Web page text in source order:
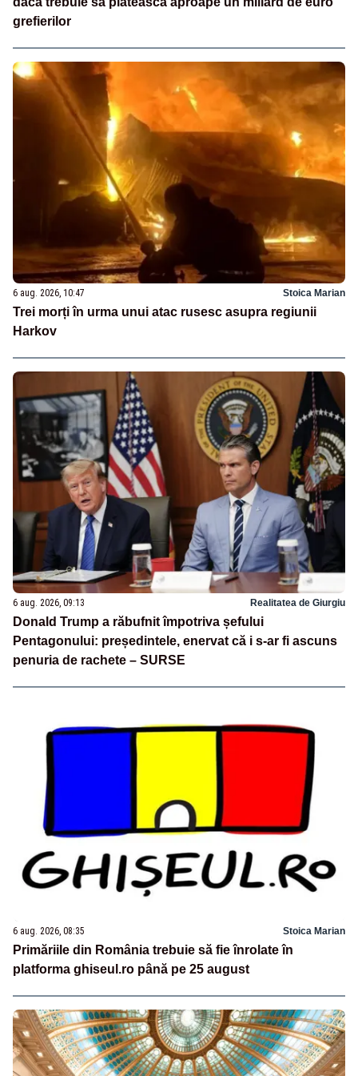
grefierilor
6 aug. 2026, 10:47 Stoica Marian
Trei morți în urma unui atac rusesc asupra regiunii
Harkov
6 aug. 2026, 09:13 Realitatea de Giurgiu
Donald Trump a răbufnit împotriva șefului
Pentagonului: președintele, enervat că i s-ar fi ascuns
penuria de rachete – SURSE
6 aug. 2026, 08:35 Stoica Marian
Primăriile din România trebuie să fie înrolate în
platforma ghiseul.ro până pe 25 august